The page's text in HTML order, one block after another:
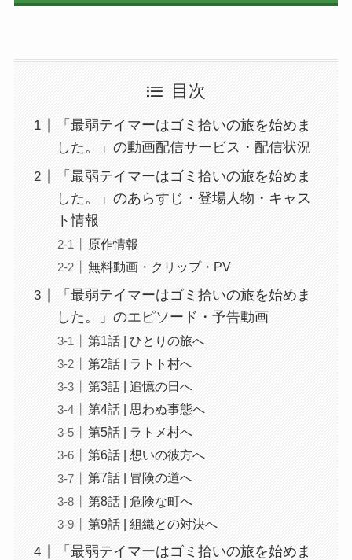
目次
「最弱テイマーはゴミ拾いの旅を始めま
した。」の動画配信サービス・配信状況
「最弱テイマーはゴミ拾いの旅を始めま
した。」のあらすじ・登場人物・キャス
ト情報
原作情報
無料動画・クリップ・PV
「最弱テイマーはゴミ拾いの旅を始めま
した。」のエピソード・予告動画
第1話 | ひとりの旅へ
第2話 | ラトト村へ
第3話 | 追憶の日へ
第4話 | 思わぬ事態へ
第5話 | ラトメ村へ
第6話 | 想いの彼方へ
第7話 | 冒険の道へ
第8話 | 危険な町へ
第9話 | 組織との対決へ
「最弱テイマーはゴミ拾いの旅を始めま